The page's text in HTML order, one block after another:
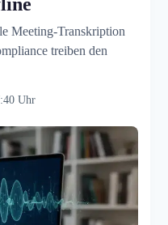
Meeting-Transkription
treiben den
Uhr